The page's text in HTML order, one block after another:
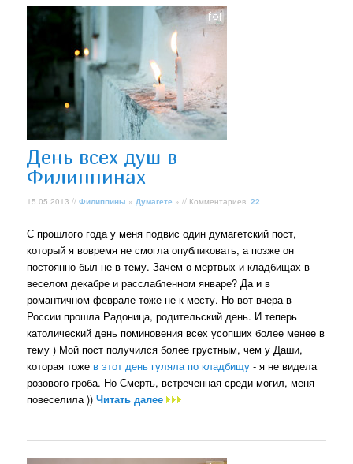
День всех душ в
Филиппинах
15.05.2013 //Филиппины » Думагете » // Комментариев:22
С прошлого года у меня подвис один думагетский пост,
который я вовремя не смогла опубликовать, а позже он
постоянно был не в тему. Зачем о мертвых и кладбищах в
веселом декабре и расслабленном январе? Да и в
романтичном феврале тоже не к месту. Но вот вчера в
России прошла Радоница, родительский день. И теперь
католический день поминовения всех усопших более менее в
тему ) Мой пост получился более грустным, чем у Даши,
которая тоже в этот день гуляла по кладбищу - я не видела
розового гроба. Но Смерть, встреченная среди могил, меня
повеселила ))Читать далее